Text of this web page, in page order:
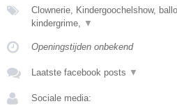
Clownerie, Kindergoochelshow,
kindergrime,
▼
Openingstijden onbekend
Laatste facebook posts ▼
Sociale media: